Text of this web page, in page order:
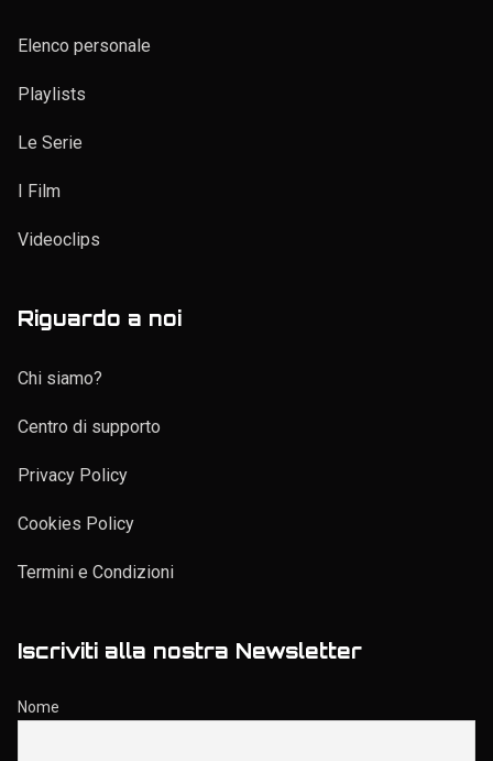
Elenco personale
Playlists
Le Serie
I Film
Videoclips
Riguardo a noi
Chi siamo?
Centro di supporto
Privacy Policy
Cookies Policy
Termini e Condizioni
Iscriviti alla nostra Newsletter
Nome